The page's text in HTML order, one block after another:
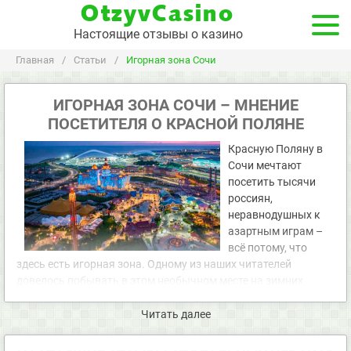
OtzyvCasino
Настоящие отзывы о казино
Главная / Статьи / Игорная зона Сочи
ИГОРНАЯ ЗОНА СОЧИ – МНЕНИЕ
ПОСЕТИТЕЛЯ О КРАСНОЙ ПОЛЯНЕ
Красную Поляну в
Сочи мечтают
посетить тысячи
россиян,
неравнодушных к
азартным играм –
всё потому, что
здесь есть игорная зона. Одному из наших читателей
Читать далее